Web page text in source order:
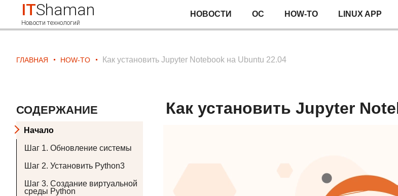
ITShaman
Новости технологий
НОВОСТИ ОС HOW-TO LINUX APP
ГЛАВНАЯ HOW-TO Как установить Jupyter Notebook на Ubuntu 22.04
СОДЕРЖАНИЕ
Начало
Шаг 1. Обновление системы
Шаг 2. Установить Python3
Шаг 3. Создание виртуальной
среды Python
Как установить Jupyter